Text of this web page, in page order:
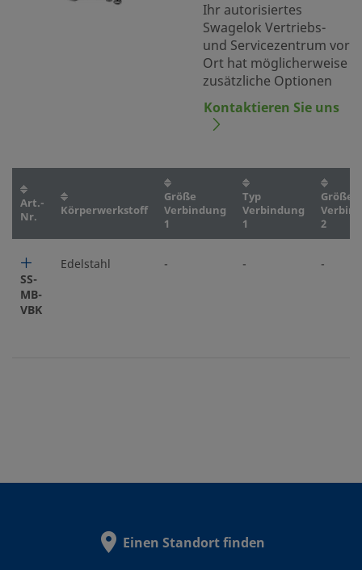
Ihr autorisiertes
Swagelok Vertriebs-
und Servicezentrum vor
Ort hat möglicherweise
zusätzliche Optionen
Kontaktieren Sie uns
Art.-
Nr.
Körperwerkstoff
Größe
Verbindung
1
Typ
Verbindung
1
Größe
2
SS-
MB-
VBK
Edelstahl - - -
Einen Standort finden